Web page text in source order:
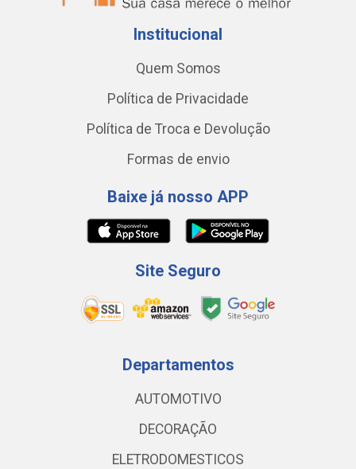
Institucional
Quem Somos
Política de Privacidade
Política de Troca e Devolução
Formas de envio
Baixe já nosso APP
Site Seguro
Departamentos
AUTOMOTIVO
DECORAÇÃO
ELETRODOMESTICOS